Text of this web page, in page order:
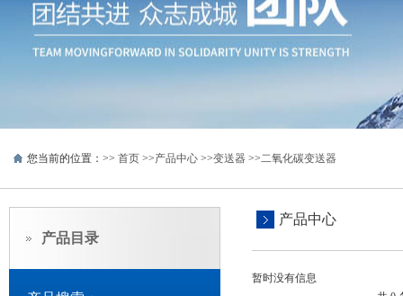
您当前的位置：>> 首页 >>产品中心 >>变送器 >>二氧化碳变送器
产品目录
产品中心
暂时没有信息